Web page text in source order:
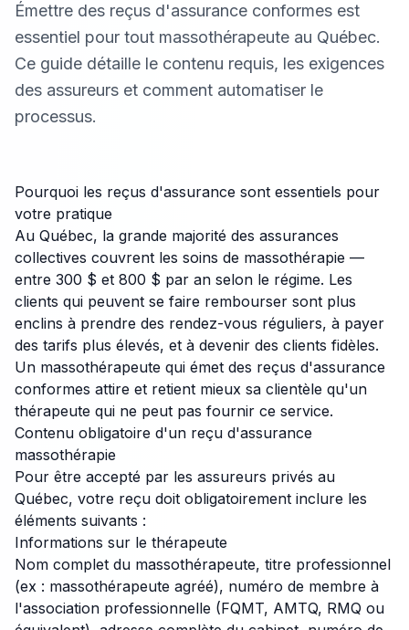
Émettre des reçus d'assurance conformes est
essentiel pour tout massothérapeute au Québec.
Ce guide détaille le contenu requis, les exigences
des assureurs et comment automatiser le
processus.
Pourquoi les reçus d'assurance sont essentiels pour
votre pratique
Au Québec, la grande majorité des assurances
collectives couvrent les soins de massothérapie —
entre 300 $ et 800 $ par an selon le régime. Les
clients qui peuvent se faire rembourser sont plus
enclins à prendre des rendez-vous réguliers, à payer
des tarifs plus élevés, et à devenir des clients fidèles.
Un massothérapeute qui émet des reçus d'assurance
conformes attire et retient mieux sa clientèle qu'un
thérapeute qui ne peut pas fournir ce service.
Contenu obligatoire d'un reçu d'assurance
massothérapie
Pour être accepté par les assureurs privés au
Québec, votre reçu doit obligatoirement inclure les
éléments suivants :
Informations sur le thérapeute
Nom complet du massothérapeute, titre professionnel
(ex : massothérapeute agréé), numéro de membre à
l'association professionnelle (FQMT, AMTQ, RMQ ou